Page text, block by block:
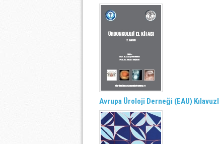
Avrupa Üroloji Derneği (EAU)